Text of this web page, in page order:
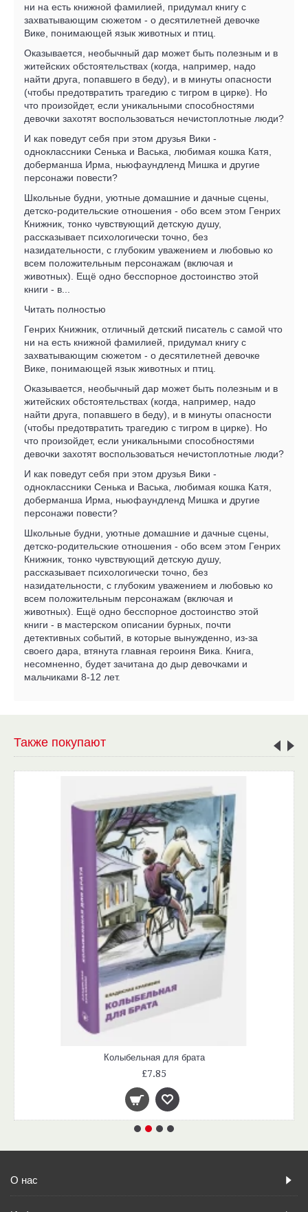
ни на есть книжной фамилией, придумал книгу с
захватывающим сюжетом - о десятилетней девочке
Вике, понимающей язык животных и птиц.
Оказывается, необычный дар может быть полезным и в
житейских обстоятельствах (когда, например, надо
найти друга, попавшего в беду), и в минуты опасности
(чтобы предотвратить трагедию с тигром в цирке). Но
что произойдет, если уникальными способностями
девочки захотят воспользоваться нечистоплотные люди?
И как поведут себя при этом друзья Вики -
одноклассники Сенька и Васька, любимая кошка Катя,
доберманша Ирма, ньюфаундленд Мишка и другие
персонажи повести?
Школьные будни, уютные домашние и дачные сцены,
детско-родительские отношения - обо всем этом Генрих
Книжник, тонко чувствующий детскую душу,
рассказывает психологически точно, без
назидательности, с глубоким уважением и любовью ко
всем положительным персонажам (включая и
животных). Ещё одно бесспорное достоинство этой
книги - в...
Читать полностью
Генрих Книжник, отличный детский писатель с самой что
ни на есть книжной фамилией, придумал книгу с
захватывающим сюжетом - о десятилетней девочке
Вике, понимающей язык животных и птиц.
Оказывается, необычный дар может быть полезным и в
житейских обстоятельствах (когда, например, надо
найти друга, попавшего в беду), и в минуты опасности
(чтобы предотвратить трагедию с тигром в цирке). Но
что произойдет, если уникальными способностями
девочки захотят воспользоваться нечистоплотные люди?
И как поведут себя при этом друзья Вики -
одноклассники Сенька и Васька, любимая кошка Катя,
доберманша Ирма, ньюфаундленд Мишка и другие
персонажи повести?
Школьные будни, уютные домашние и дачные сцены,
детско-родительские отношения - обо всем этом Генрих
Книжник, тонко чувствующий детскую душу,
рассказывает психологически точно, без
назидательности, с глубоким уважением и любовью ко
всем положительным персонажам (включая и
животных). Ещё одно бесспорное достоинство этой
книги - в мастерском описании бурных, почти
детективных событий, в которые вынужденно, из-за
своего дара, втянута главная героиня Вика. Книга,
несомненно, будет зачитана до дыр девочками и
мальчиками 8-12 лет.
Также покупают
Колыбельная для брата
£7.85
О нас